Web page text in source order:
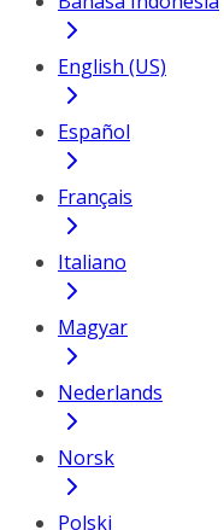
English (US)
Español
Français
Italiano
Magyar
Nederlands
Norsk
Polski